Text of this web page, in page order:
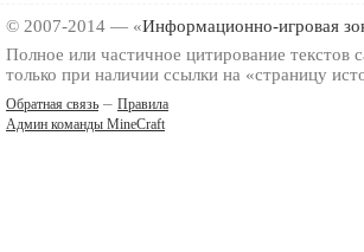
© 2007-2014 — «Информационно-игровая
Полное или частичное цитирование текстов
только при наличии ссылки на «страницу
Обратная связь – Правила
Админ команды MineCraft